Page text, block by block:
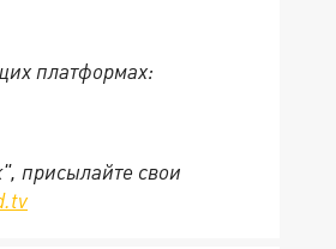
платформах:
присылайте свои